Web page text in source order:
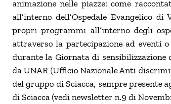
animazione nelle piazze: come
all’interno dell’Ospedale Evangelico
propri programmi all’interno degli
attraverso la partecipazione ad eventi
durante la Giornata di sensibilizzazione
da UNAR (Ufficio Nazionale Anti
del gruppo di Sciacca, sempre presente
di Sciacca (vedi newsletter n.9 di